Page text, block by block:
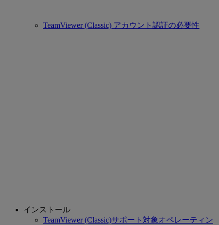
TeamViewer (Classic) アカウント認証の必要性
インストール
TeamViewer (Classic)サポート対象オペレーティン